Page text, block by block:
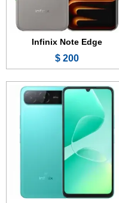
Infinix Note Edge
200 $
البطارية والشحن السريع:
عرض الموصفات ←
الشاشة:
الذاكرة:128 أو 256 جيجابايت
الكاميرا:50 + 0.3 ميجابكسل
المعالج:Mediatek Dimensity 7060
البطارية والشحن السريع:
عرض الموصفات ←